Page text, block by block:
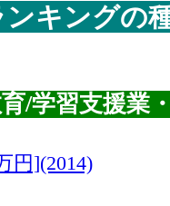
ンキングの
/学習支援業
円](2014)